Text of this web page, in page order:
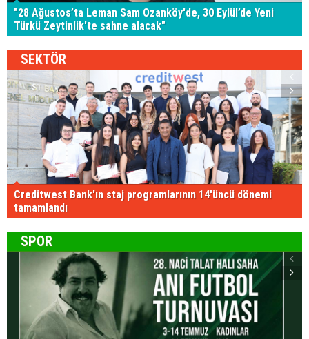
"28 Ağustos’ta Leman Sam Ozanköy'de, 30 Eylül’de Yeni
Türkü Zeytinlik'te sahne alacak"
SEKTÖR
Creditwest Bank'ın staj programlarının 14'üncü dönemi
tamamlandı
SPOR